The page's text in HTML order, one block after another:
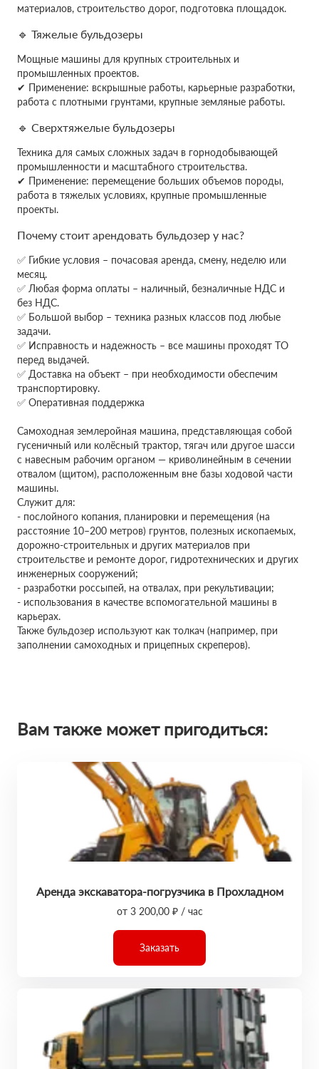
материалов, строительство дорог, подготовка площадок.
🔹 Тяжелые бульдозеры
Мощные машины для крупных строительных и
промышленных проектов.
✔ Применение: вскрышные работы, карьерные разработки,
работа с плотными грунтами, крупные земляные работы.
🔹 Сверхтяжелые бульдозеры
Техника для самых сложных задач в горнодобывающей
промышленности и масштабного строительства.
✔ Применение: перемещение больших объемов породы,
работа в тяжелых условиях, крупные промышленные
проекты.
Почему стоит арендовать бульдозер у нас?
✅ Гибкие условия – почасовая аренда, смену, неделю или
месяц.
✅ Любая форма оплаты – наличный, безналичные НДС и
без НДС.
✅ Большой выбор – техника разных классов под любые
задачи.
✅ Исправность и надежность – все машины проходят ТО
перед выдачей.
✅ Доставка на объект – при необходимости обеспечим
транспортировку.
✅ Оперативная поддержка
Самоходная землеройная машина, представляющая собой
гусеничный или колёсный трактор, тягач или другое шасси
с навесным рабочим органом — криволинейным в сечении
отвалом (щитом), расположенным вне базы ходовой части
машины.
Служит для:
- послойного копания, планировки и перемещения (на
расстояние 10–200 метров) грунтов, полезных ископаемых,
дорожно-строительных и других материалов при
строительстве и ремонте дорог, гидротехнических и других
инженерных сооружений;
- разработки россыпей, на отвалах, при рекультивации;
- использования в качестве вспомогательной машины в
карьерах.
Также бульдозер используют как толкач (например, при
заполнении самоходных и прицепных скреперов).
Вам также может пригодиться:
Аренда экскаватора-погрузчика в Прохладном
от 3 200,00 ₽ / час
Заказать